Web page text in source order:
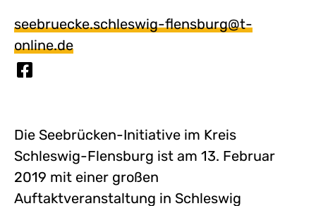
seebruecke.schleswig-flensburg@t-
online.de
Die Seebrücken-Initiative im Kreis
Schleswig-Flensburg ist am 13. Februar
2019 mit einer großen
Auftaktveranstaltung in Schleswig